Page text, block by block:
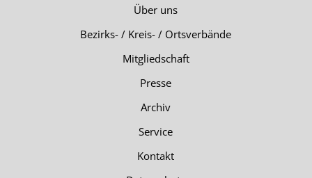
Über uns
Bezirks- / Kreis- / Ortsverbände
Mitgliedschaft
Presse
Archiv
Service
Kontakt